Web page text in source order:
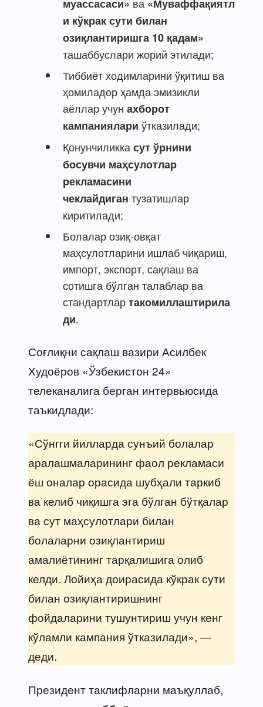
муассасаси»
«Муваффақиятл
и кўкрак сути билан
озиқлантиришга 10 қадам»
ташаббуслари жорий этилади;
Тиббиёт ходимларини ўқитиш ва
ҳомиладор ҳамда эмизикли
аёллар учун ахборот
кампаниялари ўтказилади;
Қонунчиликка сут ўрнини
босувчи маҳсулотлар
рекламасини
чеклайдиган тузатишлар
киритилади;
Болалар озиқ-овқат
маҳсулотларини ишлаб чиқариш,
импорт, экспорт, сақлаш ва
сотишга бўлган талаблар ва
стандартлартакомиллаштирила
ди.
Соғлиқни сақлаш вазири Асилбек
Худоёров «Ўзбекистон 24»
телеканалига берган интервьюсида
таъкидлади:
«Сўнгги йилларда сунъий болалар
аралашмаларининг фаол рекламаси
ёш оналар орасида шубҳали таркиб
ва келиб чиқишга эга бўлган бўтқалар
ва сут маҳсулотлари билан
болаларни озиқлантириш
амалиётининг тарқалишига олиб
келди. Лойиҳа доирасида кўкрак сути
билан озиқлантиришнинг
фойдаларини тушунтириш учун кенг
кўламли кампания ўтказилади», —
деди.
Президент таклифларни маъқуллаб,